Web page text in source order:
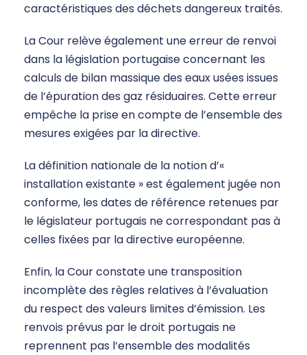
caractéristiques des déchets dangereux traités.
La Cour relève également une erreur de renvoi
dans la législation portugaise concernant les
calculs de bilan massique des eaux usées issues
de l’épuration des gaz résiduaires. Cette erreur
empêche la prise en compte de l’ensemble des
mesures exigées par la directive.
La définition nationale de la notion d’«
installation existante » est également jugée non
conforme, les dates de référence retenues par
le législateur portugais ne correspondant pas à
celles fixées par la directive européenne.
Enfin, la Cour constate une transposition
incomplète des règles relatives à l’évaluation
du respect des valeurs limites d’émission. Les
renvois prévus par le droit portugais ne
reprennent pas l’ensemble des modalités